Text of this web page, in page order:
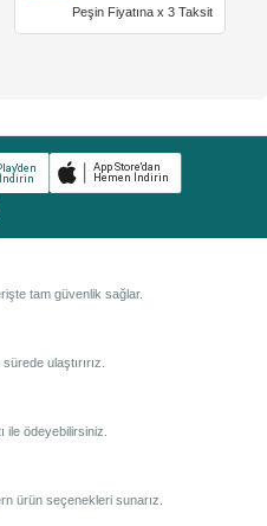
Peşin Fiyatına x 3 Taksit
tam güvenlik sağlar.
ulaştırırız.
ile ödeyebilirsiniz.
ürün seçenekleri sunarız.